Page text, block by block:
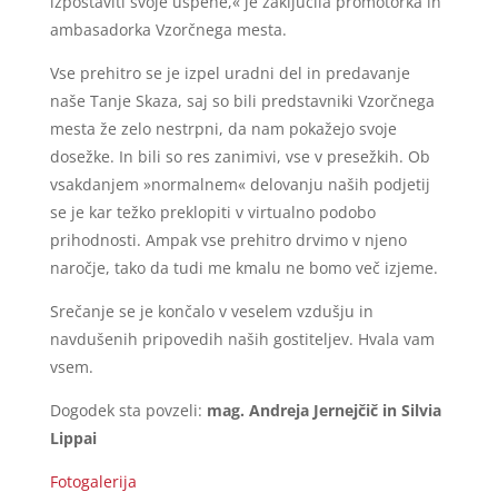
ambasadorka Vzorčnega mesta.
Vse prehitro se je izpel uradni del in predavanje
naše Tanje Skaza, saj so bili predstavniki Vzorčnega
mesta že zelo nestrpni, da nam pokažejo svoje
dosežke. In bili so res zanimivi, vse v presežkih. Ob
vsakdanjem »normalnem« delovanju naših podjetij
se je kar težko preklopiti v virtualno podobo
prihodnosti. Ampak vse prehitro drvimo v njeno
naročje, tako da tudi me kmalu ne bomo več izjeme.
Srečanje se je končalo v veselem vzdušju in
navdušenih pripovedih naših gostiteljev. Hvala vam
vsem.
Dogodek sta povzeli: mag. Andreja Jernejčič in Silvia
Lippai
Fotogalerija